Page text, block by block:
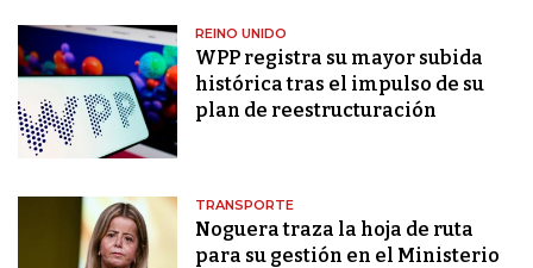
REINO UNIDO
WPP registra su mayor subida
histórica tras el impulso de su
plan de reestructuración
TRANSPORTE
Noguera traza la hoja de ruta
para su gestión en el Ministerio